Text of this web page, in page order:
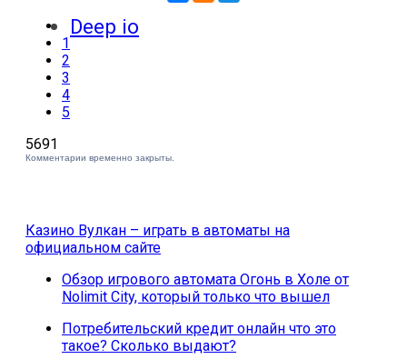
Deep io
1
2
3
4
5
5691
Комментарии временно закрыты.
Казино Вулкан – играть в автоматы на
официальном сайте
Обзор игрового автомата Огонь в Холе от
Nolimit City, который только что вышел
Потребительский кредит онлайн что это
такое? Сколько выдают?